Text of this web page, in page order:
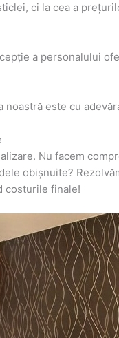
ci la cea a
a personalului
este cu
Nu facem
obișnuite?
costurile finale!